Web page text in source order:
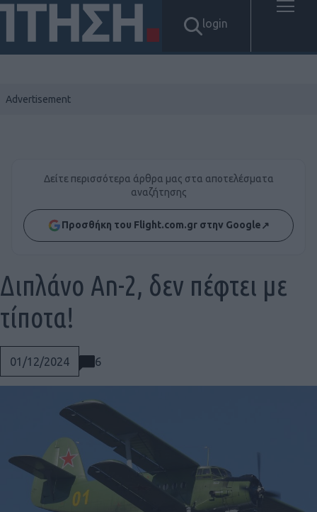
login
Δείτε περισσότερα άρθρα μας στα αποτελέσματα
αναζήτησης
Προσθήκη του Flight.com.gr στην Google↗
01/12/2024 6
Διπλάνο An-2, δεν πέφτει με
τίποτα!